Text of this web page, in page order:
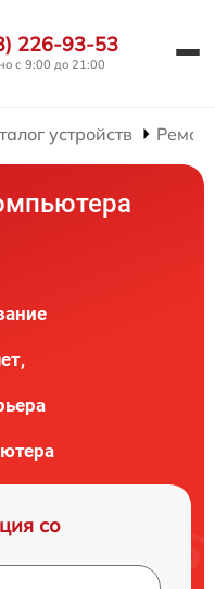
226-93-53
с 9:00 до 21:00
устройств
со